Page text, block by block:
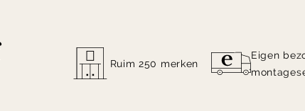
Ruim 250 merken
Eigen